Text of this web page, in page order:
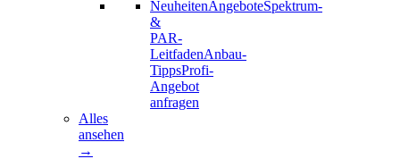
NeuheitenAngeboteSpektrum-
&
PAR-
LeitfadenAnbau-
TippsProfi-
Angebot
anfragen
Alles
ansehen
→